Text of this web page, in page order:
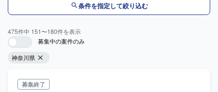
条件を指定して絞り込む
475件中 151〜180件を表示
募集中の案件のみ
神奈川県
募集終了